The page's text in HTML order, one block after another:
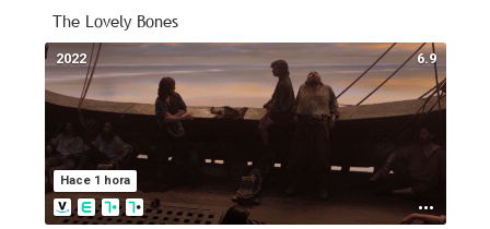
The Lovely Bones
6.9
Hace 1 hora
2022